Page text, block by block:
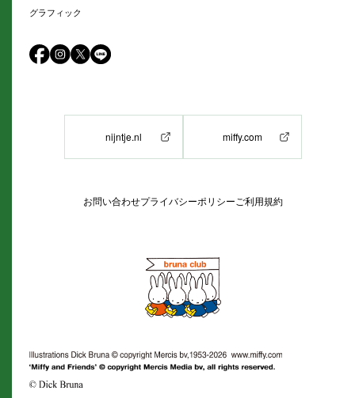
グラフィック
nijntje.nl miffy.com
お問い合わせプライバシーポリシーご利用規約